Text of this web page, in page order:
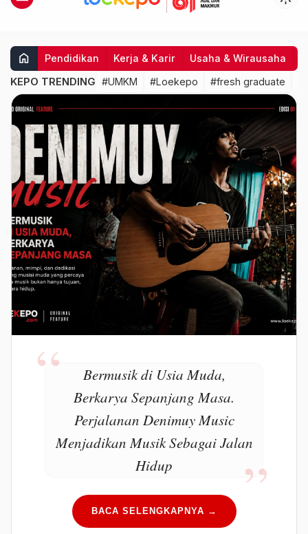
home Pendidikan Kerja & Karir Usaha & Wirausaha
KEPO TRENDING #UMKM #Loekepo #fresh graduate
Bermusik di Usia Muda,
Berkarya Sepanjang Masa.
Perjalanan Denimuy Music
Menjadikan Musik Sebagai Jalan
Hidup
BACA SELENGKAPNYA →